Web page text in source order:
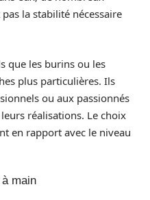
la stabilité nécessaire
que les burins ou les
plus particulières. Ils
ou aux passionnés
réalisations. Le choix
en rapport avec le niveau
main